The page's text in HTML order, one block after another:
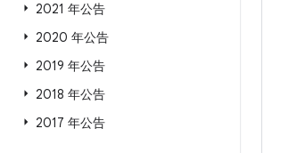
2021 年公告
2020 年公告
2019 年公告
2018 年公告
2017 年公告